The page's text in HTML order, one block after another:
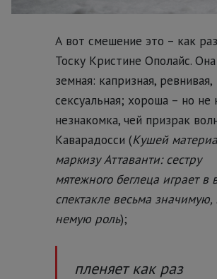
А вот смешение это – как
Тоску Кристине Ополайс.
земная: капризная, ревнивая,
сексуальная; хороша – но не
незнакомка, чей призрак
Каварадосси (Кушей
маркизу Аттаванти: сестру
мятежного беглеца играет в
спектакле весьма значимую,
немую роль);
пленяет как раз